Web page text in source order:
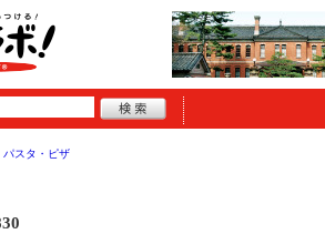
パスタ・ピザ